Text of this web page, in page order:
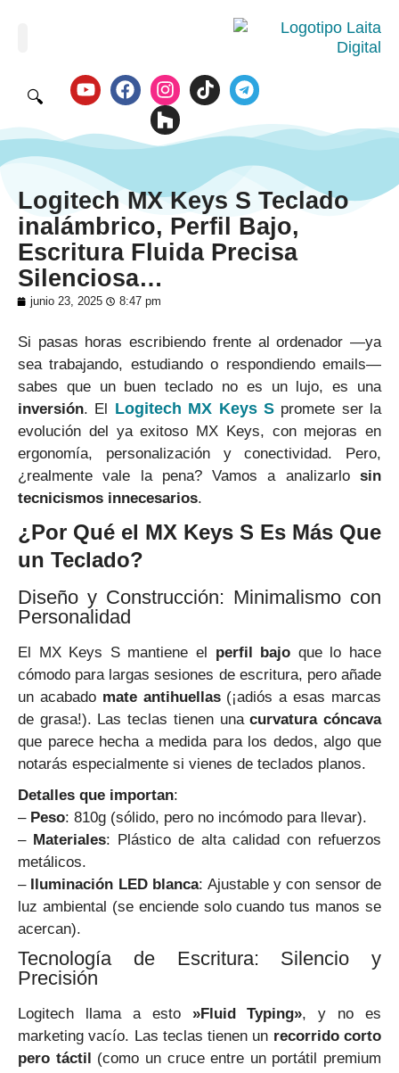
🔍
Logitech MX Keys S Teclado
inalámbrico, Perfil Bajo,
Escritura Fluida Precisa
Silenciosa…
junio 23, 2025 8:47 pm
Si pasas horas escribiendo frente al ordenador —ya
sea trabajando, estudiando o respondiendo emails—
sabes que un buen teclado no es un lujo, es una
inversión. El Logitech MX Keys Spromete ser la
evolución del ya exitoso MX Keys, con mejoras en
ergonomía, personalización y conectividad. Pero,
¿realmente vale la pena? Vamos a analizarlo sin
tecnicismos innecesarios.
¿Por Qué el MX Keys S Es Más Que
un Teclado?
Diseño y Construcción: Minimalismo con
Personalidad
El MX Keys S mantiene el perfil bajo que lo hace
cómodo para largas sesiones de escritura, pero añade
un acabado mate antihuellas(¡adiós a esas marcas
de grasa!). Las teclas tienen unacurvatura cóncava
que parece hecha a medida para los dedos, algo que
notarás especialmente si vienes de teclados planos.
Detalles que importan:
– Peso: 810g (sólido, pero no incómodo para llevar).
– Materiales: Plástico de alta calidad con refuerzos
metálicos.
–
Iluminación LED blanca: Ajustable y con sensor de
luz ambiental (se enciende solo cuando tus manos se
acercan).
Tecnología de Escritura: Silencio y
Precisión
Logitech llama a esto »Fluid Typing», y no es
marketing vacío. Las teclas tienen un recorrido corto
pero táctil
(como un cruce entre un portátil premium